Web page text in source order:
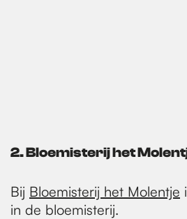
2. Bloemisterij het
Bij Bloemisterij het Molentje
in de bloemisterij.